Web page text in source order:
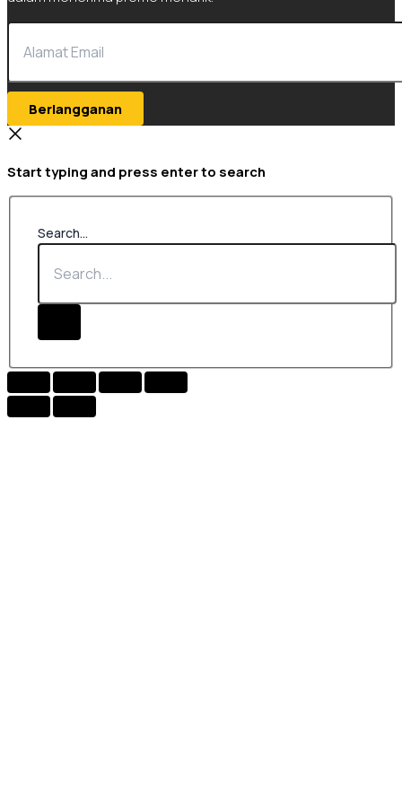
Berlangganan
Start typing and press enter to search
Search...